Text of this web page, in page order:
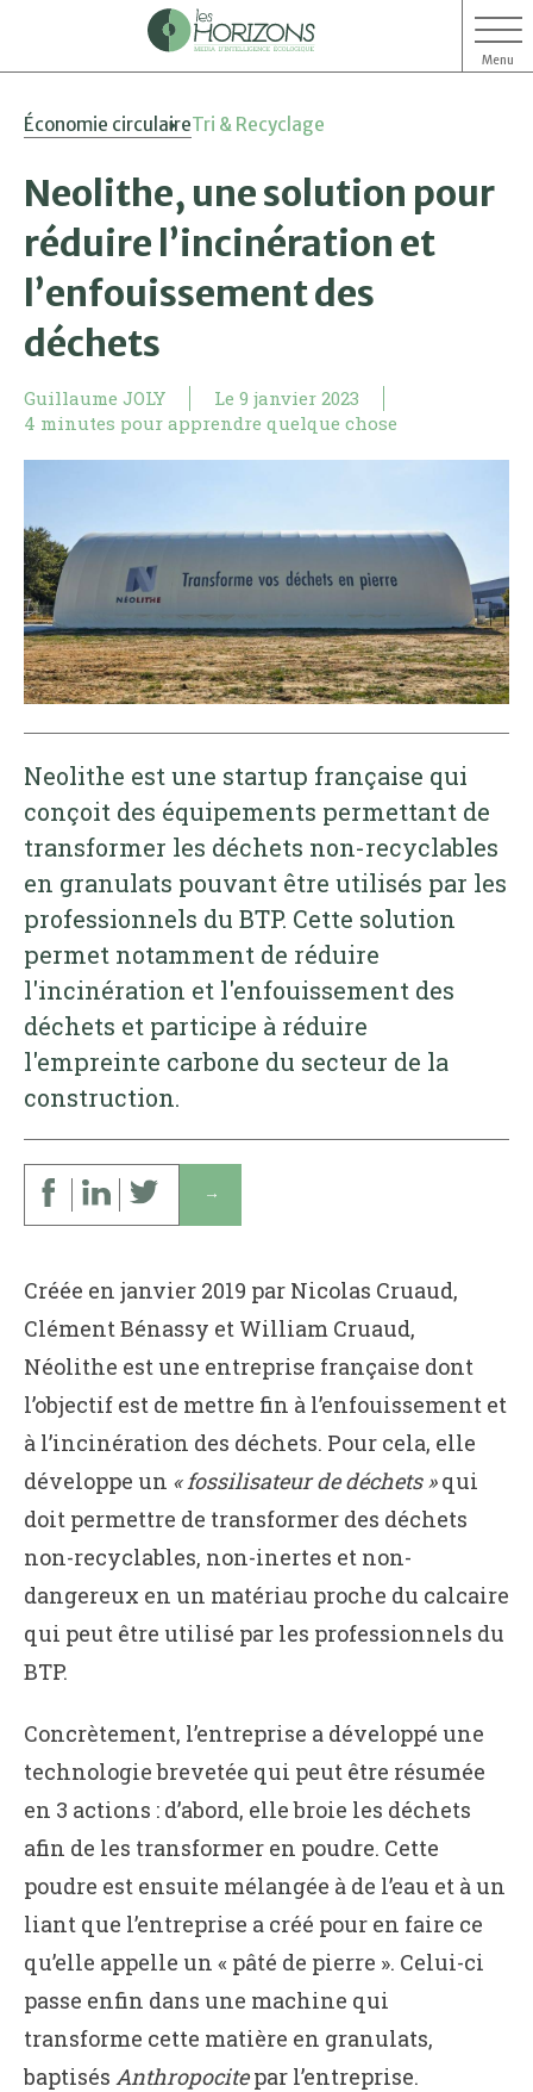
Menu
Économie circulaireTri & Recyclage
Neolithe, une solution pour
réduire l’incinération et
l’enfouissement des
déchets
Guillaume JOLY Le 9 janvier 2023
4 minutes pour apprendre quelque chose
Neolithe est une startup française qui
conçoit des équipements permettant de
transformer les déchets non-recyclables
en granulats pouvant être utilisés par les
professionnels du BTP. Cette solution
permet notamment de réduire
l'incinération et l'enfouissement des
déchets et participe à réduire
l'empreinte carbone du secteur de la
construction.
↓
Créée en janvier 2019 par Nicolas Cruaud,
Clément Bénassy et William Cruaud,
Néolithe est une entreprise française dont
l’objectif est de mettre fin à l’enfouissement et
à l’incinération des déchets. Pour cela, elle
développe un « fossilisateur de déchets »qui
doit permettre de transformer des déchets
non-recyclables, non-inertes et non-
dangereux en un matériau proche du calcaire
qui peut être utilisé par les professionnels du
BTP.
Concrètement, l’entreprise a développé une
technologie brevetée qui peut être résumée
en 3 actions : d’abord, elle broie les déchets
afin de les transformer en poudre. Cette
poudre est ensuite mélangée à de l’eau et à un
liant que l’entreprise a créé pour en faire ce
qu’elle appelle un « pâté de pierre ». Celui-ci
passe enfin dans une machine qui
transforme cette matière en granulats,
baptisés Anthropocitepar l’entreprise.